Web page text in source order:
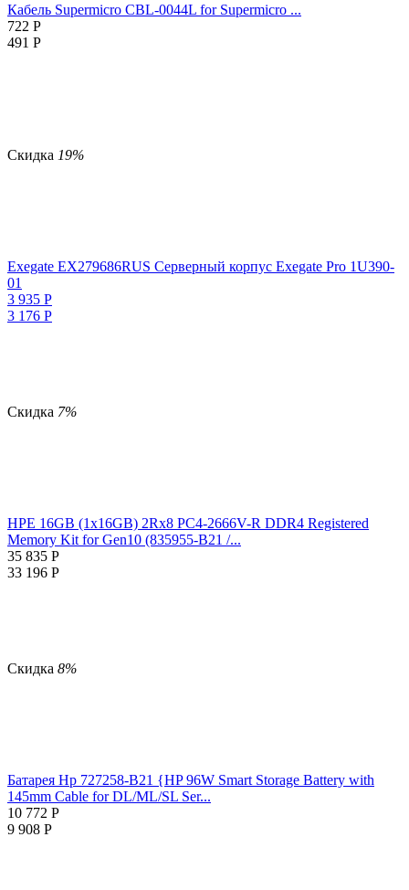
Кабель Supermicro CBL-0044L for Supermicro ...
722 Р
491 Р
Скидка 19%
Exegate EX279686RUS Серверный корпус Exegate Pro 1U390-
01
3 935 Р
3 176 Р
Скидка 7%
HPE 16GB (1x16GB) 2Rx8 PC4-2666V-R DDR4 Registered
Memory Kit for Gen10 (835955-B21 /...
35 835 Р
33 196 Р
Скидка 8%
Батарея Hp 727258-B21 {HP 96W Smart Storage Battery with
145mm Cable for DL/ML/SL Ser...
10 772 Р
9 908 Р